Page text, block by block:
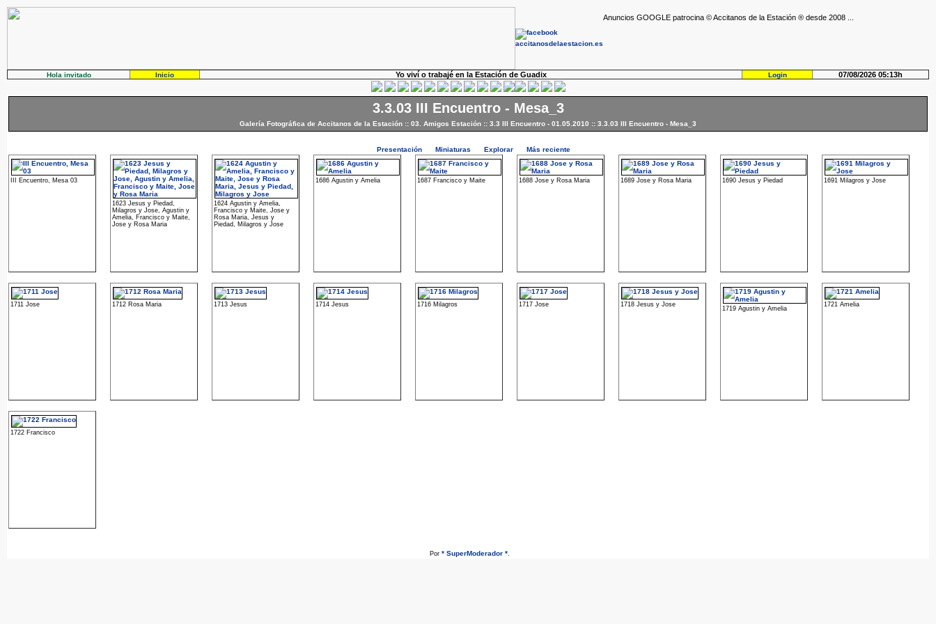
Anuncios GOOGLE patrocina © Accitanos de la Estación ® desde 2008 ...
Hola invitado Inicio Yo viví o trabajé en la Estación de Guadix Login 07/08/2026 05:13h
3.3.03 III Encuentro - Mesa_3
Galería Fotográfica de Accitanos de la Estación :: 03. Amigos Estación :: 3.3 III Encuentro - 01.05.2010 :: 3.3.03 III Encuentro - Mesa_3
Presentación Miniaturas Explorar Más reciente
III Encuentro, Mesa 03
1623 Jesus y Piedad,
Milagros y Jose, Agustin y
Amelia, Francisco y Maite,
Jose y Rosa Maria
1624 Agustin y Amelia,
Francisco y Maite, Jose y
Rosa Maria, Jesus y
Piedad, Milagros y Jose
1686 Agustin y Amelia 1687 Francisco y Maite 1688 Jose y Rosa Maria 1689 Jose y Rosa Maria 1690 Jesus y Piedad 1691 Milagros y Jose
1711 Jose 1712 Rosa Maria 1713 Jesus 1714 Jesus 1716 Milagros 1717 Jose 1718 Jesus y Jose
1719 Agustin y Amelia
1721 Amelia
1722 Francisco
Por * SuperModerador *.